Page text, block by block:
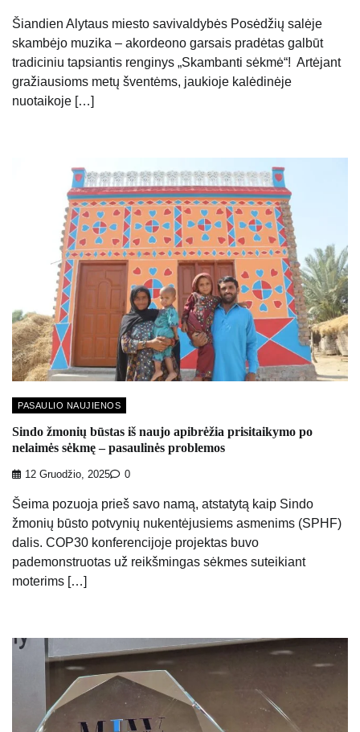
Šiandien Alytaus miesto savivaldybės Posėdžių salėje
skambėjo muzika – akordeono garsais pradėtas galbūt
tradiciniu tapsiantis renginys „Skambanti sėkmė“! Artėjant
gražiausioms metų šventėms, jaukioje kalėdinėje
nuotaikoje […]
PASAULIO NAUJIENOS
Sindo žmonių būstas iš naujo apibrėžia prisitaikymo po
nelaimės sėkmę – pasaulinės problemos
12 Gruodžio, 2025 0
Šeima pozuoja prieš savo namą, atstatytą kaip Sindo
žmonių būsto potvynių nukentėjusiems asmenims (SPHF)
dalis. COP30 konferencijoje projektas buvo
pademonstruotas už reikšmingas sėkmes suteikiant
moterims […]